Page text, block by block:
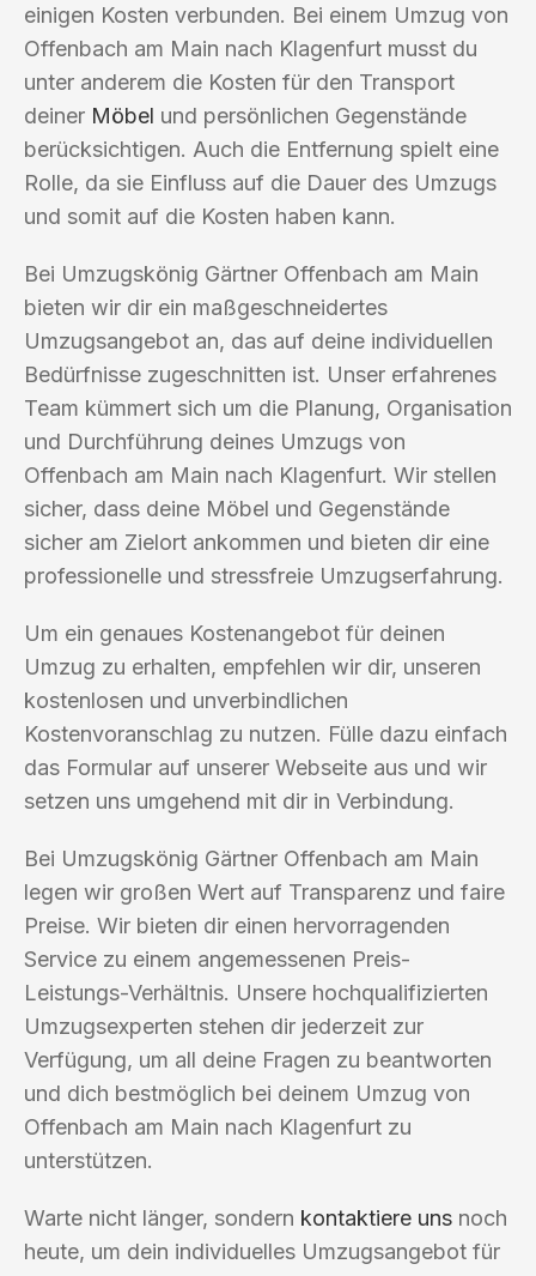
einigen Kosten verbunden. Bei einem Umzug von
Offenbach am Main nach Klagenfurt musst du
unter anderem die Kosten für den Transport
deiner Möbel und persönlichen Gegenstände
berücksichtigen. Auch die Entfernung spielt eine
Rolle, da sie Einfluss auf die Dauer des Umzugs
und somit auf die Kosten haben kann.
Bei Umzugskönig Gärtner Offenbach am Main
bieten wir dir ein maßgeschneidertes
Umzugsangebot an, das auf deine individuellen
Bedürfnisse zugeschnitten ist. Unser erfahrenes
Team kümmert sich um die Planung, Organisation
und Durchführung deines Umzugs von
Offenbach am Main nach Klagenfurt. Wir stellen
sicher, dass deine Möbel und Gegenstände
sicher am Zielort ankommen und bieten dir eine
professionelle und stressfreie Umzugserfahrung.
Um ein genaues Kostenangebot für deinen
Umzug zu erhalten, empfehlen wir dir, unseren
kostenlosen und unverbindlichen
Kostenvoranschlag zu nutzen. Fülle dazu einfach
das Formular auf unserer Webseite aus und wir
setzen uns umgehend mit dir in Verbindung.
Bei Umzugskönig Gärtner Offenbach am Main
legen wir großen Wert auf Transparenz und faire
Preise. Wir bieten dir einen hervorragenden
Service zu einem angemessenen Preis-
Leistungs-Verhältnis. Unsere hochqualifizierten
Umzugsexperten stehen dir jederzeit zur
Verfügung, um all deine Fragen zu beantworten
und dich bestmöglich bei deinem Umzug von
Offenbach am Main nach Klagenfurt zu
unterstützen.
Warte nicht länger, sondern kontaktiere uns noch
heute, um dein individuelles Umzugsangebot für